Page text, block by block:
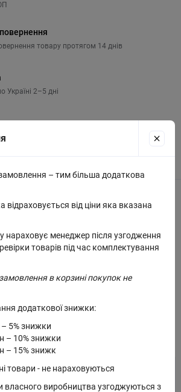
товару протягом 14 днів
Україні 2–5 дні
сума замовлення — 500 грн
білий 106
9 см Довжина 14 см Ширина 12 см
W-5170
– тим більша додаткова
від ціни яка вказана
нараховує менеджер після узгодження
товарів під час комплектування
в корзині покупок не
додаткової знижки:
– 5% знижки
– 10% знижки
– 15% знижк
товари - не нараховуються
власного виробництва узгоджуються з